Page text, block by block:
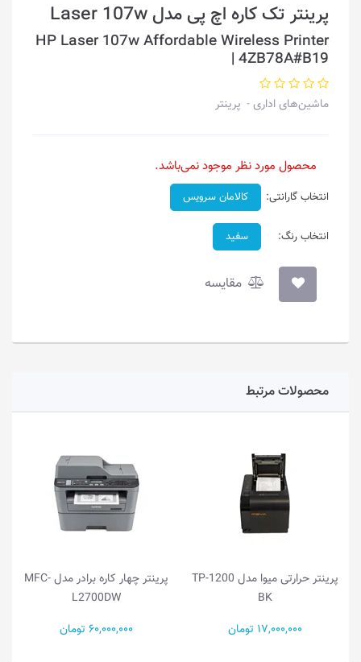
پرینتر تک کاره اچ پی مدل Laser 107w
HP Laser 107w Affordable Wireless Printer
| 4ZB78A#B19
ماشین‌های اداری پرینتر
محصول مورد نظر موجود نمی‌باشد.
انتخاب گارانتی: کالامان سرویس
انتخاب رنگ: سفید
مقایسه
محصولات مرتبط
پرینتر حرارتی میوا مدل TP-1200
BK
17,000,000 تومان
پرینتر چهار کاره برادر مدل MFC-
L2700DW
60,000,000 تومان